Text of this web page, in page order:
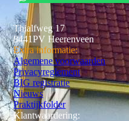
Thialfweg 17
8441PV Heerenveen
Extra informatie:
Algemene voorwaarden
Privacyreglement
BIG registratie
Nieuws
Praktijkfolder
Klantwaardering: